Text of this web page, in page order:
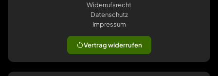
Widerrufsrecht
Datenschutz
Impressum
Vertrag widerrufen